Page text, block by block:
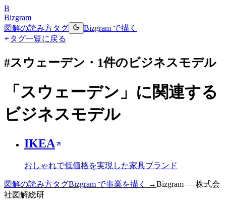
B
Bizgram
図解の読み方タグ
Bizgram で描く
タグ一覧に戻る
#スウェーデン ・ 1件のビジネスモデル
「 スウェーデン 」に関連する
ビジネスモデル
IKEA
おしゃれで低価格を実現した家具ブランド
図解の読み方タグBizgram で事業を描く →Bizgram — 株式会
社図解総研